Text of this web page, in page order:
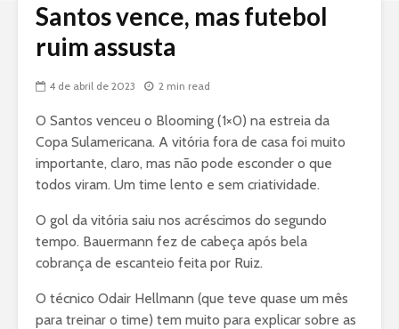
Santos vence, mas futebol
ruim assusta
4 de abril de 2023 2 min read
O Santos venceu o Blooming (1×0) na estreia da
Copa Sulamericana. A vitória fora de casa foi muito
importante, claro, mas não pode esconder o que
todos viram. Um time lento e sem criatividade.
O gol da vitória saiu nos acréscimos do segundo
tempo. Bauermann fez de cabeça após bela
cobrança de escanteio feita por Ruiz.
O técnico Odair Hellmann (que teve quase um mês
para treinar o time) tem muito para explicar sobre as